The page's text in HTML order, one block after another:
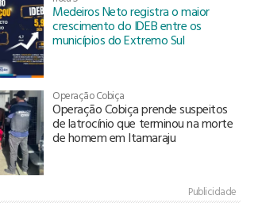
Medeiros Neto registra o maior
crescimento do IDEB entre os
municípios do Extremo Sul
Operação Cobiça
Operação Cobiça prende suspeitos
de latrocínio que terminou na morte
de homem em Itamaraju
Publicidade